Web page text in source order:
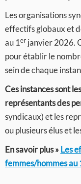
Les organisations
effectifs globaux et
au 1er janvier 2026.
pour établir le
sein de chaque
Ces instances sont
représentants des
syndicaux) et les
ou plusieurs élus et
En savoir plus »Les
femmes/hommes au